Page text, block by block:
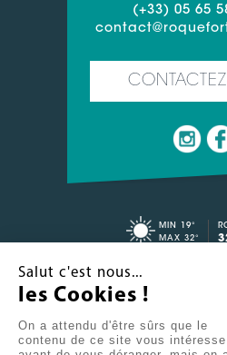
(+33) 05 65
MIN 19°
MAX 32°
CONTACT
Salut c'est nous...
les Cookies !
On a attendu d'être sûrs que le
contenu de ce site vous intéresse